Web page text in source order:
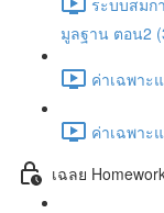
มูลฐาน ตอน2
ค่าเฉพาะ
ค่าเฉพาะ
เฉลย